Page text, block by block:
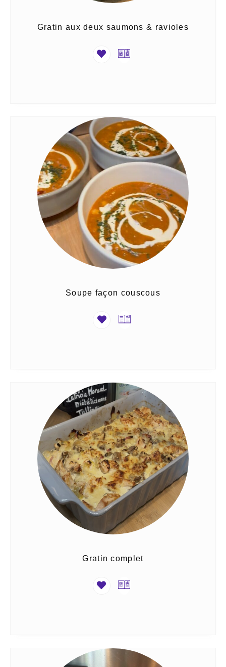
Gratin aux deux saumons & ravioles
Soupe façon couscous
Gratin complet